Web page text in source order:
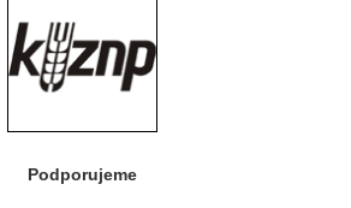
Podporujeme